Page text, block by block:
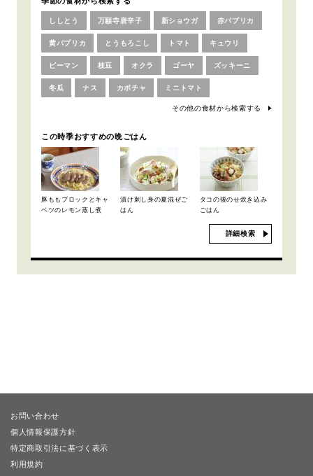
ししとう 万願寺唐辛子 新ショウガ 赤パプリカ
黄パプリカ とうもろこし トマト キュウリ
ピーマン 枝豆 オクラ ゴーヤ ズッキーニ
冬瓜 ナス カボチャ ミニトマト
その他の食材から検索する
この時季おすすめの晩ごはん
豚ももブロックとキャ
ベツのレモン蒸し煮
漬け刺し身の夏混ぜご
はん
タコの後のせ炊き込み
ごはん
詳細検索
お問い合わせ
個人情報保護方針
特定商取引法に基づく表示
利用規約